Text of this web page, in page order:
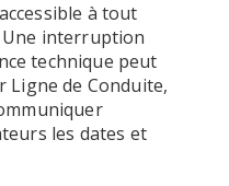
à tout
interruption
technique peut
Ligne de Conduite,
les dates et